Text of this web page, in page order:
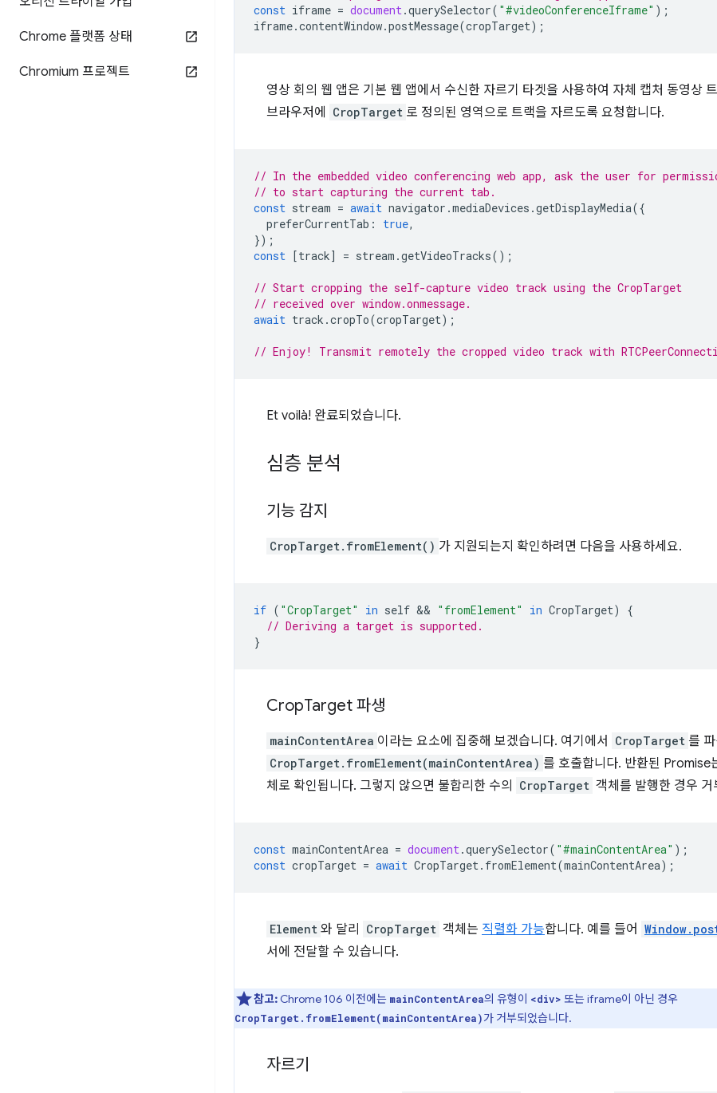
Chrome 플랫폼 상태
Chromium 프로젝트
const iframe = document.querySelector( "#videoConferenceIframe" );
iframe.contentWindow.postMessage(cropTarget);
영상 회의 웹 앱은 기본 웹 앱에서 수신한 자르기 타겟을 사용하여 자체 캡처 동영상
브라우저에
CropTarget 로 정의된 영역으로 트랙을 자르도록 요청합니다.
// In the embedded video conferencing web app, ask the user for
// to start capturing the current tab.
const stream = await navigator .mediaDevices .getDisplayMedia({
preferCurrentTab : true,
});
const
[track] = stream .getVideoTracks();
// Start cropping the self-capture video track using the CropTarget
// received over window.onmessage.
await track .cropTo(cropTarget);
// Enjoy! Transmit remotely the cropped video track with
Et voilà! 완료되었습니다.
심층 분석
기능 감지
CropTarget.fromElement() 가 지원되는지 확인하려면 다음을 사용하세요.
if ( "CropTarget" in self && "fromElement" in CropTarget)
{
// Deriving a target is supported.
}
CropTarget 파생
mainContentArea 이라는 요소에 집중해 보겠습니다. 여기에서 CropTarget 를
CropTarget.fromElement(mainContentArea) 를 호출합니다. 반환된 Promise
체로 확인됩니다. 그렇지 않으면 불합리한 수의
CropTarget 객체를 발행한 경우 거
const mainContentArea = document.querySelector( "#mainContentArea" );
const cropTarget = await CropTarget. fromElement(mainContentArea);
Element 와 달리 CropTarget 객체는 직렬화 가능합니다. 예를 들어
서에 전달할 수 있습니다.
참고: Chrome 106 이전에는 mainContentArea의 유형이 <div> 또는 iframe이 아닌 경우
CropTarget.fromElement(mainContentArea)가 거부되었습니다.
자르기